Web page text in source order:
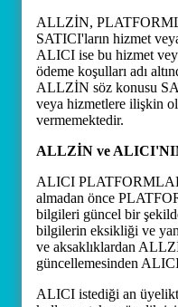
ALLZİN,
SATICI'ların hizmet
ALICI ise bu hizmet
ödeme koşulları adı
ALLZİN söz konusu
veya hizmetlere ilişkin
vermemektedir.
ALLZİN ve
ALICI
almadan önce
bilgileri güncel bir
bilgilerin eksikliği ve
ve aksaklıklardan
güncellemesinden
ALICI istediği an